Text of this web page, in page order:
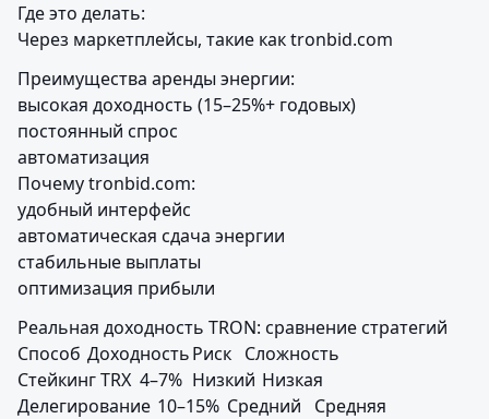
Где это делать:
Через маркетплейсы, такие как tronbid.com
Преимущества аренды энергии:
высокая доходность (15–25%+ годовых)
постоянный спрос
автоматизация
Почему tronbid.com:
удобный интерфейс
автоматическая сдача энергии
стабильные выплаты
оптимизация прибыли
Реальная доходность TRON: сравнение стратегий
Способ	Доходность	Риск	Сложность
Стейкинг TRX	4–7%	Низкий	Низкая
Делегирование	10–15%	Средний	Средняя